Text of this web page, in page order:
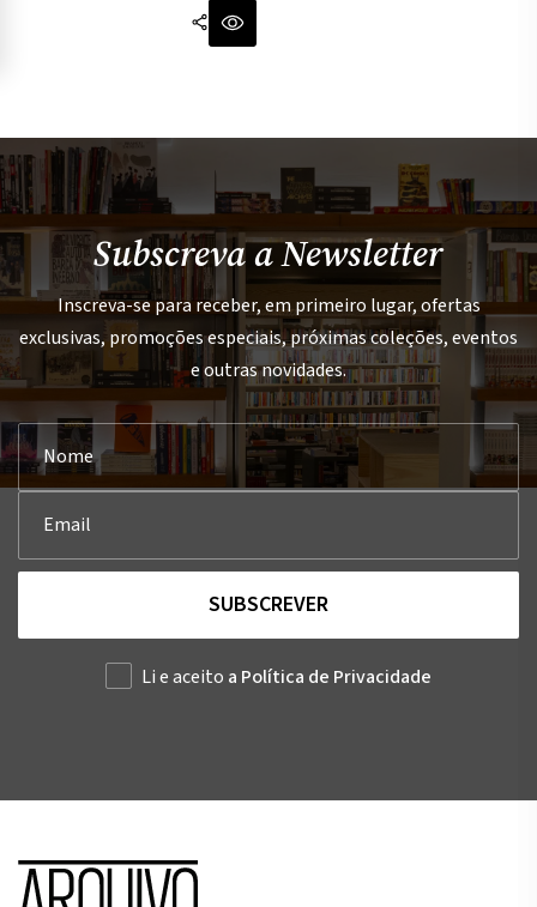
Subscreva a Newsletter
Inscreva-se para receber, em primeiro lugar, ofertas
exclusivas, promoções especiais, próximas coleções, eventos
e outras novidades.
SUBSCREVER
Li e aceito a Política de Privacidade